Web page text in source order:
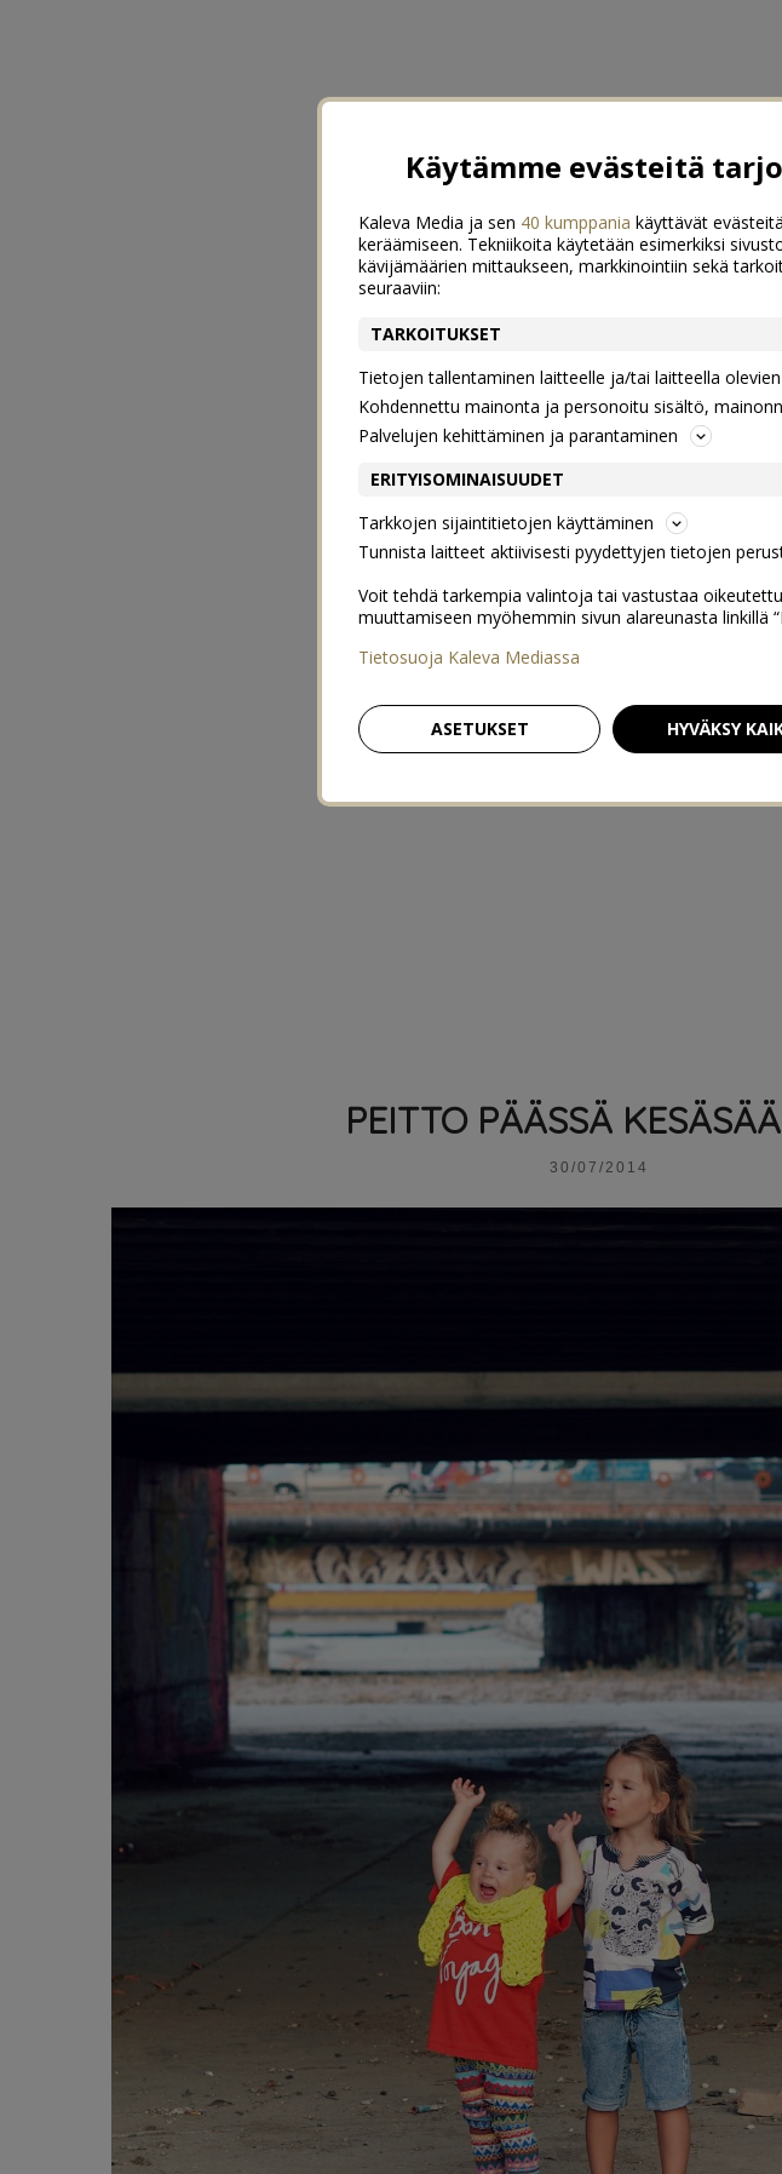
PEITTO PÄÄSSÄ
30/07/2014
Käytämme evästeitä
Kaleva Media ja sen 40 kumppania käyttävät
keräämiseen. Tekniikoita käytetään esimerkiksi
kävijämäärien mittaukseen, markkinointiin sekä
seuraaviin:
TARKOITUKSET
Tietojen tallentaminen laitteelle ja/tai laitteella
Kohdennettu mainonta ja personoitu sisältö,
Palvelujen kehittäminen ja parantaminen
ERITYISOMINAISUUDET
Tarkkojen sijaintitietojen käyttäminen
Tunnista laitteet aktiivisesti pyydettyjen tietojen
Voit tehdä tarkempia valintoja tai vastustaa
muuttamiseen myöhemmin sivun alareunasta linkillä
Tietosuoja Kaleva Mediassa
ASETUKSET HYVÄKSY